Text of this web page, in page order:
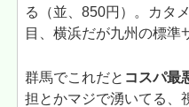
る（並、850円）。カタ
目、横浜だが九州の標準
群馬でこれだと コスパ最
担とかマジで湧いてる、